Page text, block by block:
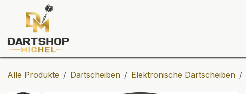
Zum Inhalt springen
Alle Produkte Dartscheiben Elektronische Dartscheiben